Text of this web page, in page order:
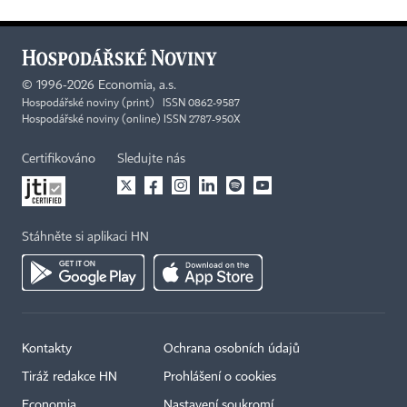
© 1996-2026 Economia, a.s.
Hospodářské noviny (print) ISSN 0862-9587
Hospodářské noviny (online) ISSN 2787-950X
Certifikováno Sledujte nás
Stáhněte si aplikaci HN
Kontakty
Tiráž redakce HN
Ochrana osobních údajů
Prohlášení o cookies